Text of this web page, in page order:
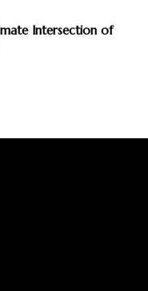
Intersection of